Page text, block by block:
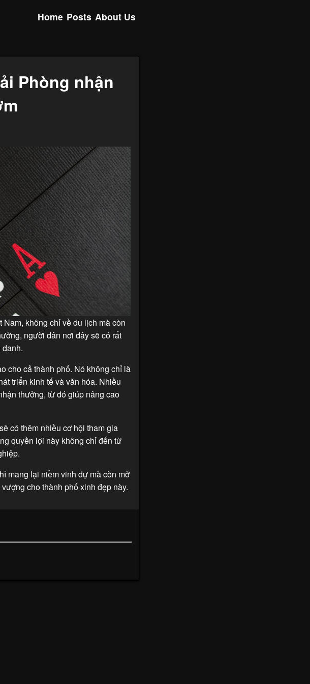
Home Posts About Us
Phòng nhận
không chỉ về du lịch mà còn
người dân nơi đây sẽ có rất
cho cả thành phố. Nó không chỉ là
triển kinh tế và văn hóa. Nhiều
thưởng, từ đó giúp nâng cao
có thêm nhiều cơ hội tham gia
quyền lợi này không chỉ đến từ
mang lại niềm vinh dự mà còn mở
cho thành phố xinh đẹp này.